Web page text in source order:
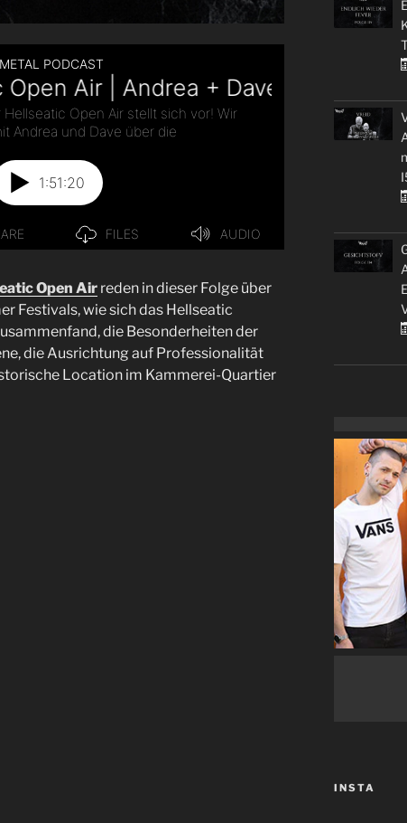
Open Air reden in dieser Folge über
Festivals, wie sich das Hellseatic
die Besonderheiten der
die Ausrichtung auf Professionalität
Location im Kammerei-Quartier
INSTA